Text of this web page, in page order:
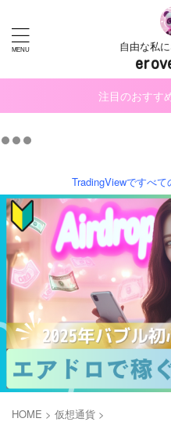
自由な私
注目のおすす
TradingViewですべ
HOME > 仮想通貨 >